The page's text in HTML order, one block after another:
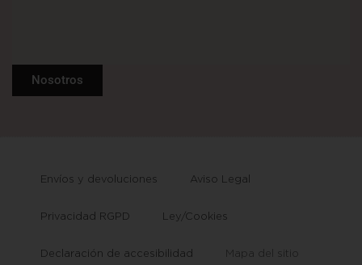
Nosotros
Envíos y devoluciones Aviso Legal
Privacidad RGPD Ley/Cookies
Declaración de accesibilidad Mapa del sitio